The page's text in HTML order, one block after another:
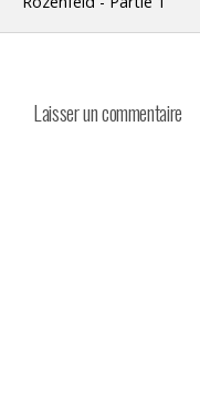
Laisser un commentaire